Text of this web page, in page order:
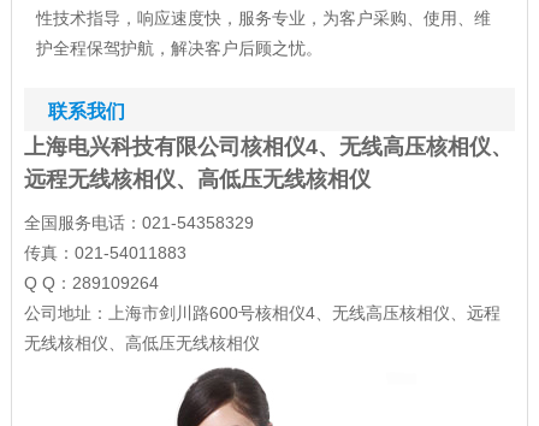
性技术指导，响应速度快，服务专业，为客户采购、使用、维
护全程保驾护航，解决客户后顾之忧。
联系我们
上海电兴科技有限公司核相仪4、无线高压核相仪、
远程无线核相仪、高低压无线核相仪
全国服务电话：021-54358329
传真：021-54011883
Q Q：289109264
公司地址：上海市剑川路600号核相仪4、无线高压核相仪、远程
无线核相仪、高低压无线核相仪